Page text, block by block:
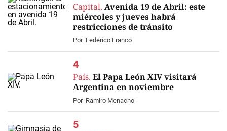
Capital. Avenida 19 de Abril: este
miércoles y jueves habrá
restricciones de tránsito
Por Federico Franco
País. El Papa León XIV visitará
Argentina en noviembre
Por Ramiro Menacho